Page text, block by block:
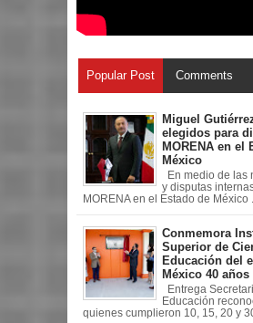
Popular Post Comments
Miguel
elegidos para
MORENA en el
México
En medio de las
y disputas
MORENA en el Estado de México ...
Conmemora
Superior de
Educación del
México 40
Entrega
Educación
quienes cumplieron 10, 15, 20 y